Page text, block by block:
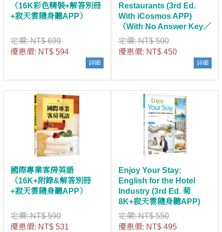
（16K彩色精裝+解答別冊
+寂天雲隨身聽APP）
定價:NT$ 699
優惠價: NT$ 594
詳細
Restaurants (3rd Ed.
With iCosmos APP)
（With No Answer Key／
無附解答）
定價:NT$ 500
優惠價: NT$ 450
詳細
國際專業客房英語
（16K+附錄&解答別冊
+寂天雲隨身聽APP）
定價:NT$ 590
優惠價: NT$ 531
Enjoy Your Stay:
English for the Hotel
Industry (3rd Ed. 菊
8K+寂天雲隨身聽APP)
（With No Answer Key／
無附解答）
定價:NT$ 550
優惠價: NT$ 495